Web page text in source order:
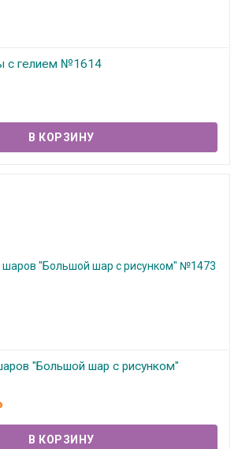
с гелием №1614
"Большой шар с рисунком"